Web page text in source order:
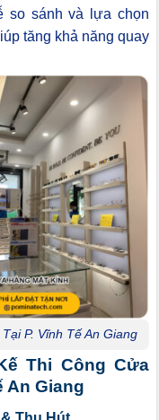
so sánh và lựa chọn
tăng khả năng quay
P. Vĩnh Tế An Giang
Thi Công Cửa
An Giang